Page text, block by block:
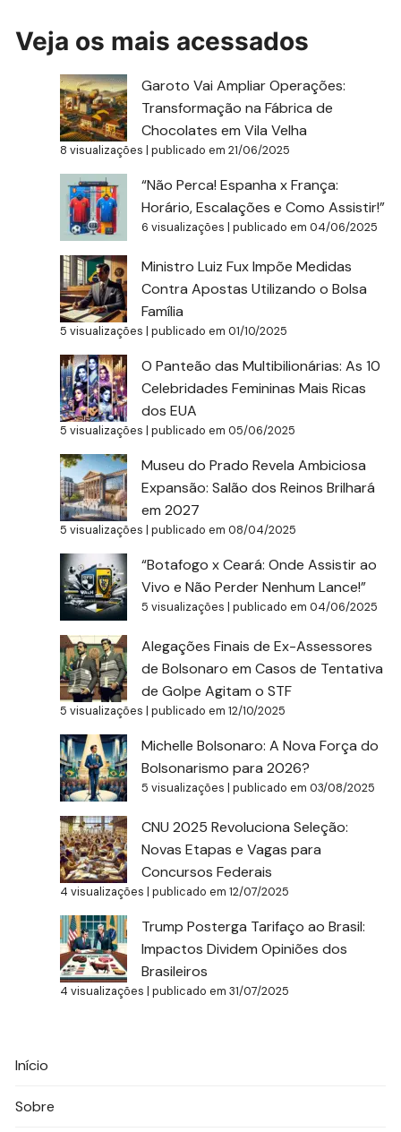
Veja os mais acessados
Garoto Vai Ampliar Operações:
Transformação na Fábrica de
Chocolates em Vila Velha
8 visualizações |publicado em 21/06/2025
“Não Perca! Espanha x França:
Horário, Escalações e Como Assistir!”
6 visualizações |publicado em 04/06/2025
Ministro Luiz Fux Impõe Medidas
Contra Apostas Utilizando o Bolsa
Família
5 visualizações |publicado em 01/10/2025
O Panteão das Multibilionárias: As 10
Celebridades Femininas Mais Ricas
dos EUA
5 visualizações |publicado em 05/06/2025
Museu do Prado Revela Ambiciosa
Expansão: Salão dos Reinos Brilhará
em 2027
5 visualizações |publicado em 08/04/2025
“Botafogo x Ceará: Onde Assistir ao
Vivo e Não Perder Nenhum Lance!”
5 visualizações |publicado em 04/06/2025
Alegações Finais de Ex-Assessores
de Bolsonaro em Casos de Tentativa
de Golpe Agitam o STF
5 visualizações |publicado em 12/10/2025
Michelle Bolsonaro: A Nova Força do
Bolsonarismo para 2026?
5 visualizações |publicado em 03/08/2025
CNU 2025 Revoluciona Seleção:
Novas Etapas e Vagas para
Concursos Federais
4 visualizações |publicado em 12/07/2025
Trump Posterga Tarifaço ao Brasil:
Impactos Dividem Opiniões dos
Brasileiros
4 visualizações |publicado em 31/07/2025
Início
Sobre